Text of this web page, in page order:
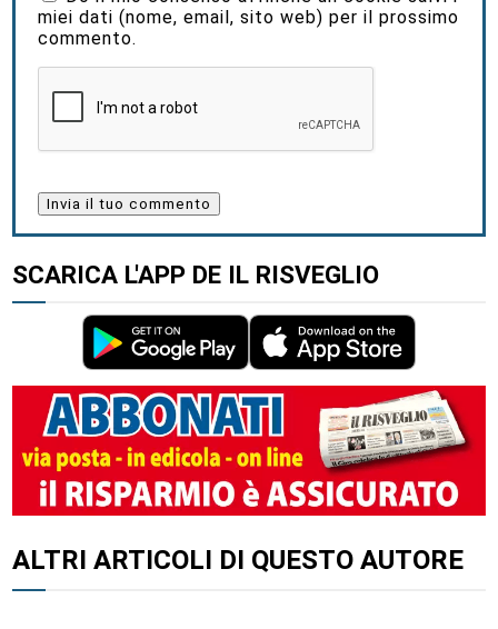
miei dati (nome, email, sito web) per il prossimo
commento.
SCARICA L'APP DE IL RISVEGLIO
ALTRI ARTICOLI DI QUESTO AUTORE